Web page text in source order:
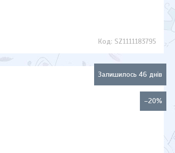
SZ1111183795
–20%
Залишилось 46 днів